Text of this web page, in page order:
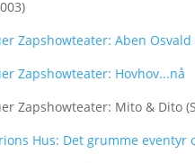
Zapshowteater: Aben Osvald
Zapshowteater: Hovhov...nå
Zapshowteater: Mito & Dito
Hus: Det grumme eventyr